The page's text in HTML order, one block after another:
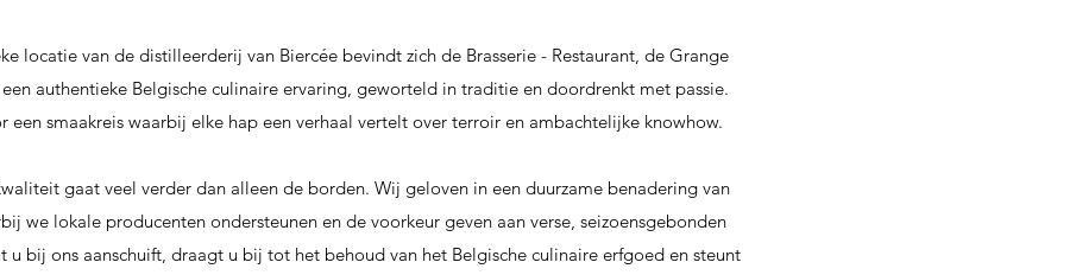
locatie van de distilleerderij van Biercée bevindt zich de Brasserie - Restaurant, de Grange
authentieke Belgische culinaire ervaring, geworteld in traditie en doordrenkt met passie.
een smaakreis waarbij elke hap een verhaal vertelt over terroir en ambachtelijke knowhow.
gaat veel verder dan alleen de borden. Wij geloven in een duurzame benadering van
we lokale producenten ondersteunen en de voorkeur geven aan verse, seizoensgebonden
u bij ons aanschuift, draagt u bij tot het behoud van het Belgische culinaire erfgoed en steunt